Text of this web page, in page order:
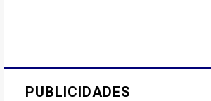
PUBLICIDADES